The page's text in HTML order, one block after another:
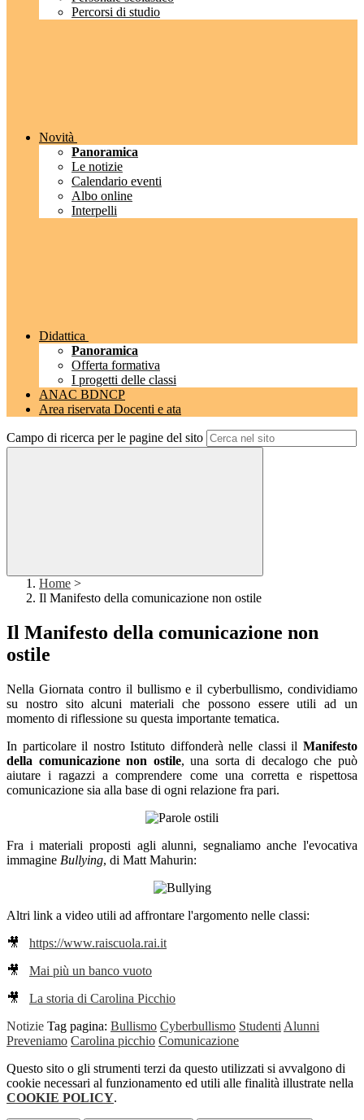
Percorsi di studio
Novità
Panoramica
Le notizie
Calendario eventi
Albo online
Interpelli
Didattica
Panoramica
Offerta formativa
I progetti delle classi
ANAC BDNCP
Area riservata Docenti e ata
Campo di ricerca per le pagine del sito
Home >
Il Manifesto della comunicazione non ostile
Il Manifesto della comunicazione non
ostile
Nella Giornata contro il bullismo e il cyberbullismo, condividiamo
su nostro sito alcuni materiali che possono essere utili ad un
momento di riflessione su questa importante tematica.
In particolare il nostro Istituto diffonderà nelle classi il Manifesto
della comunicazione non ostile, una sorta di decalogo che può
aiutare i ragazzi a comprendere come una corretta e rispettosa
comunicazione sia alla base di ogni relazione fra pari.
Fra i materiali proposti agli alunni, segnaliamo anche l'evocativa
immagine Bullying, di Matt Mahurin:
Altri link a video utili ad affrontare l'argomento nelle classi:
🎥 https://www.raiscuola.rai.it
🎥 Mai più un banco vuoto
🎥 La storia di Carolina Picchio
Notizie Tag pagina: Bullismo Cyberbullismo Studenti Alunni
Preveniamo Carolina picchio Comunicazione
Questo sito o gli strumenti terzi da questo utilizzati si avvalgono di
cookie necessari al funzionamento ed utili alle finalità illustrate nella
COOKIE POLICY.